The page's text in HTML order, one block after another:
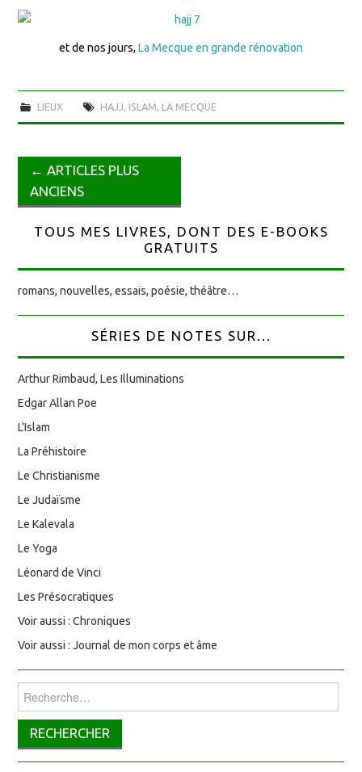
et de nos jours, La Mecque en grande rénovation
LIEUX HAJJ, ISLAM, LA MECQUE
Navigation des articles
← ARTICLES PLUS
ANCIENS
TOUS MES LIVRES, DONT DES E-BOOKS
GRATUITS
romans, nouvelles, essais, poésie, théâtre…
SÉRIES DE NOTES SUR...
Arthur Rimbaud, Les Illuminations
Edgar Allan Poe
L'Islam
La Préhistoire
Le Christianisme
Le Judaïsme
Le Kalevala
Le Yoga
Léonard de Vinci
Les Présocratiques
Voir aussi : Chroniques
Voir aussi : Journal de mon corps et âme
Rechercher :